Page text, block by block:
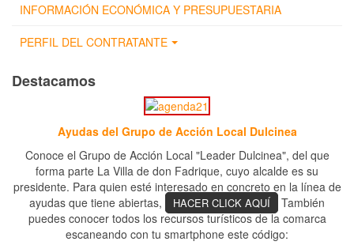
INFORMACIÓN ECONÓMICA Y PRESUPUESTARIA
PERFIL DEL CONTRATANTE
Destacamos
Ayudas del Grupo de Acción Local Dulcinea
Conoce el Grupo de Acción Local "Leader Dulcinea", del que
forma parte La Villa de don Fadrique, cuyo alcalde es su
presidente. Para quien esté interesado en concreto en la línea de
ayudas que tiene abiertas,
HACER CLICK AQUÍ
También
puedes conocer todos los recursos turísticos de la comarca
escaneando con tu smartphone este código: